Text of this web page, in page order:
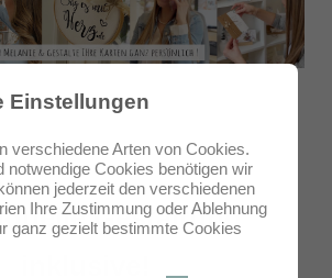
Einstellungen
verschiedene Arten von Cookies.
notwendige Cookies benötigen wir
jederzeit den verschiedenen
Ihre Zustimmung oder Ablehnung
ganz gezielt bestimmte Cookies
Gestaltung